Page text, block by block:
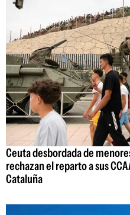
Ceuta desbordada de
rechazan el reparto a sus
Cataluña